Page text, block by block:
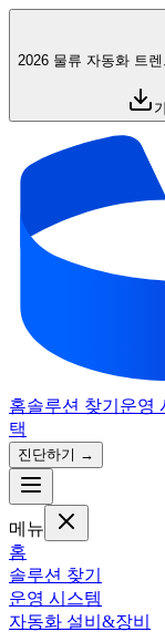
2026 물류 자동화 트
홈솔루션 찾기 운영
택
진단하기 →
메뉴
홈
솔루션 찾기
운영 시스템
자동화 설비&장비